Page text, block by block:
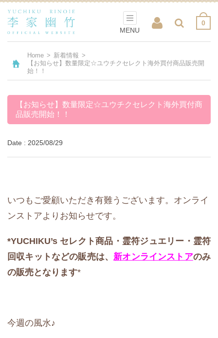
0
MENU
Home > 新着情報 >
【お知らせ】数量限定☆ユウチクセレクト海外買付商品販売開
始！！
【お知らせ】数量限定☆ユウチクセレクト海外買付商
品販売開始！！
Date : 2025/08/29
いつもご愛顧いただき有難うございます。オンライ
ンストアよりお知らせです。
*YUCHIKU’s セレクト商品・霊符ジュエリー ・霊符
回収キットなどの販売は、新オンラインストアのみ
の販売となります*
今週の風水♪